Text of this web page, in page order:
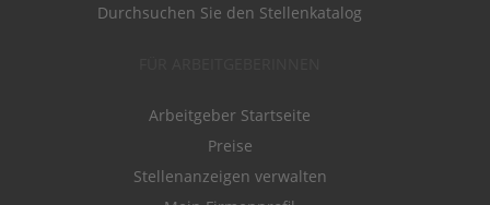
Durchsuchen Sie den Stellenkatalog
Arbeitgeber Startseite
Preise
Stellenanzeigen verwalten